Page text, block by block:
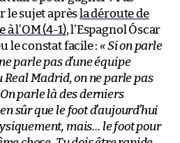
le sujet après la déroute de
à l’OM (4-1), l’Espagnol Óscar
le constat facile :« Si on parle
parle pas d’une équipe
Real Madrid, on ne parle pas
parle là des derniers
sûr que le foot d’aujourd’hui
mais… le foot pour